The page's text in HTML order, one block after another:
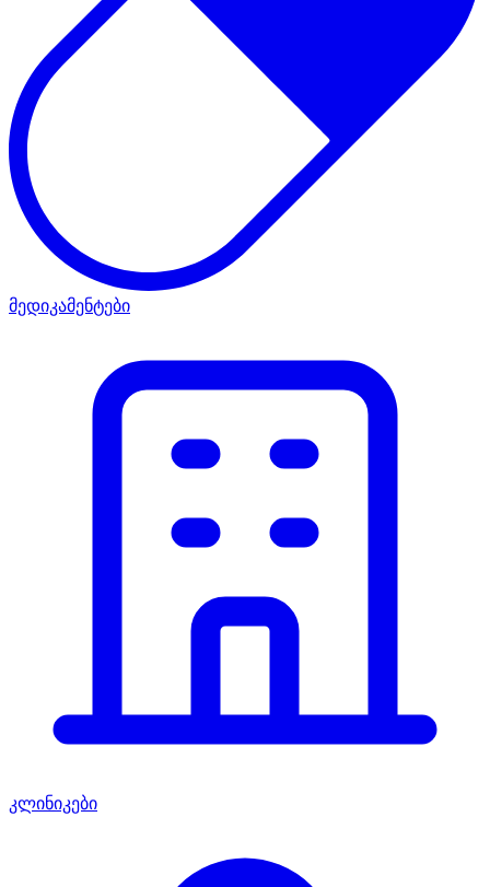
მედიკამენტები
კლინიკები